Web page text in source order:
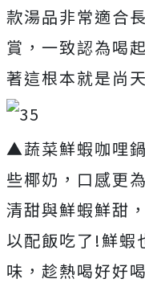
款湯品非常適合
賞，一致認為喝
著這根本就是尚
▲蔬菜鮮蝦咖哩
些椰奶，口感更
清甜與鮮蝦鮮甜
以配飯吃了!鮮蝦
味，趁熱喝好好